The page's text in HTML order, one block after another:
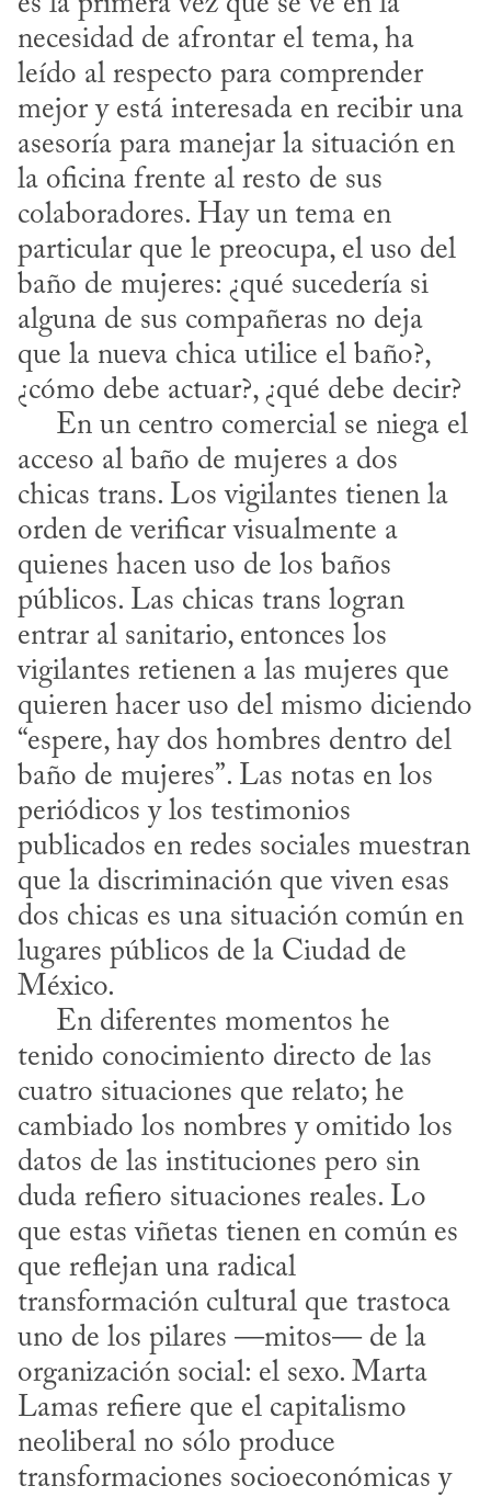
necesidad de afrontar el tema, ha
leído al respecto para comprender
mejor y está interesada en recibir una
asesoría para manejar la situación en
la oficina frente al resto de sus
colaboradores. Hay un tema en
particular que le preocupa, el uso del
baño de mujeres: ¿qué sucedería si
alguna de sus compañeras no deja
que la nueva chica utilice el baño?,
¿cómo debe actuar?, ¿qué debe decir?
acceso al baño de mujeres a dos
chicas trans. Los vigilantes tienen la
orden de verificar visualmente a
quienes hacen uso de los baños
públicos. Las chicas trans logran
entrar al sanitario, entonces los
vigilantes retienen a las mujeres que
quieren hacer uso del mismo diciendo
“espere, hay dos hombres dentro del
baño de mujeres”. Las notas en los
periódicos y los testimonios
publicados en redes sociales muestran
que la discriminación que viven esas
dos chicas es una situación común en
lugares públicos de la Ciudad de
México.
tenido conocimiento directo de las
cuatro situaciones que relato; he
cambiado los nombres y omitido los
datos de las instituciones pero sin
duda refiero situaciones reales. Lo
que estas viñetas tienen en común es
que reflejan una radical
transformación cultural que trastoca
uno de los pilares —mitos— de la
organización social: el sexo. Marta
Lamas refiere que el capitalismo
neoliberal no sólo produce
transformaciones socioeconómicas y